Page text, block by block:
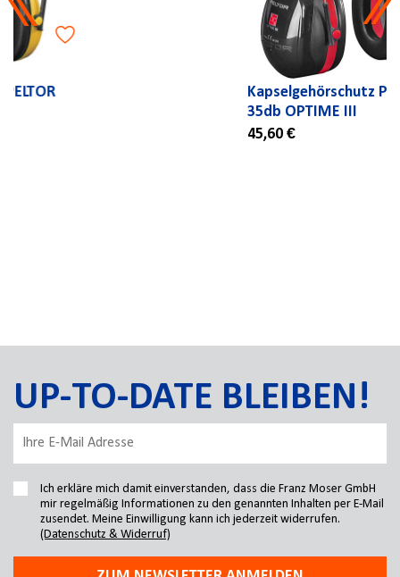
Kapselgehörschutz PELTOR
UP-TO-DATE BLEIBEN!
Ich erkläre mich damit einverstanden, dass die Franz Moser GmbH
mir regelmäßig Informationen zu den genannten Inhalten per E-Mail
zusendet. Meine Einwilligung kann ich jederzeit widerrufen.
(Datenschutz & Widerruf)